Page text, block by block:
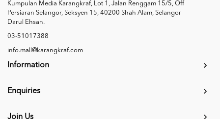
Kumpulan Media Karangkraf, Lot 1, Jalan Renggam 15/5, Off
Persiaran Selangor, Seksyen 15, 40200 Shah Alam, Selangor
Darul Ehsan.
03-51017388
info.mall@karangkraf.com
Information
Enquiries
Join Us